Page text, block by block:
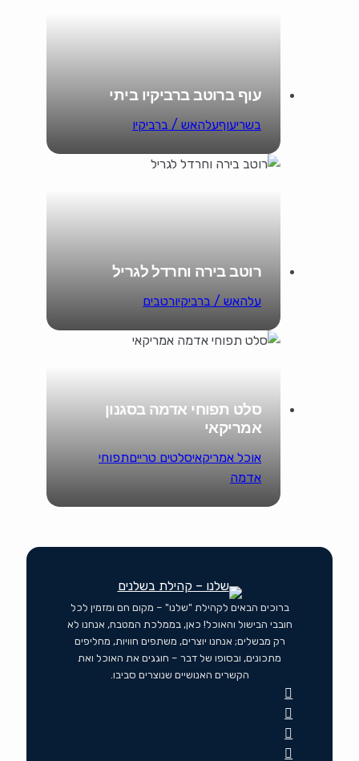
עוף ברוטב ברביקיו ביתי
בשריעוףעלהאש / ברביקיו
רוטב בירה וחרדל לגריל
עלהאש / ברביקיורטבים
סלט תפוחי אדמה בסגנון
אמריקאי
אוכל אמריקאיסלטים טרייםתפוחי
אדמה
ברוכים הבאים לקהילת "שלנו" – מקום חם ומזמין לכל
חובבי הבישול והאוכל! כאן, בממלכת המטבח, אנחנו לא
רק מבשלים; אנחנו יוצרים, משתפים חוויות, מחליפים
מתכונים, ובסופו של דבר – חוגגים את האוכל ואת
הקשרים האנושיים שנוצרים סביבו.